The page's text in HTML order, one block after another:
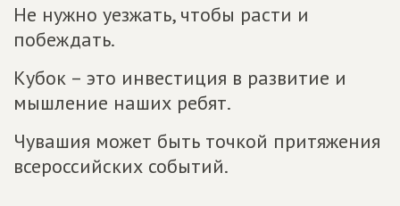
Не нужно уезжать, чтобы расти и
побеждать.
Кубок – это инвестиция в развитие и
мышление наших ребят.
Чувашия может быть точкой притяжения
всероссийских событий.